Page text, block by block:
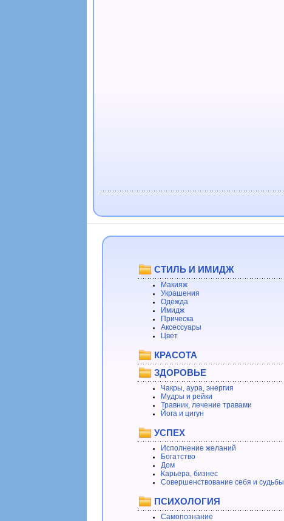
СТИЛЬ И ИМИДЖ
Макияж
Украшения
Одежда
Имидж
Прическа
Аксессуары
Цвет
КРАСОТА
ЗДОРОВЬЕ
Чакры, аура, энергия
Мудры и рейки
Травник, лечение травами
Йога и цигун
УСПЕХ
Исполнение желаний
Богатство
Дом
Карьера, бизнес
Совершенствование себя и судьбы
ПСИХОЛОГИЯ
Самопознание